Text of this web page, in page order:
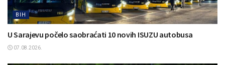
BIH
U Sarajevu počelo saobraćati 10 novih ISUZU autobusa
07.08.2026.